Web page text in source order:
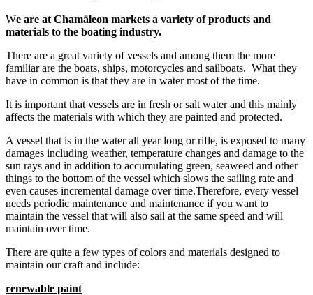
We are at Chamäleon markets a variety of products and
materials to the boating industry.
There are a great variety of vessels and among them the more
familiar are the boats, ships, motorcycles and sailboats. What they
have in common is that they are in water most of the time.
It is important that vessels are in fresh or salt water and this mainly
affects the materials with which they are painted and protected.
A vessel that is in the water all year long or rifle, is exposed to many
damages including weather, temperature changes and damage to the
sun rays and in addition to accumulating green, seaweed and other
things to the bottom of the vessel which slows the sailing rate and
even causes incremental damage over time.Therefore, every vessel
needs periodic maintenance and maintenance if you want to
maintain the vessel that will also sail at the same speed and will
maintain over time.
There are quite a few types of colors and materials designed to
maintain our craft and include:
renewable paint